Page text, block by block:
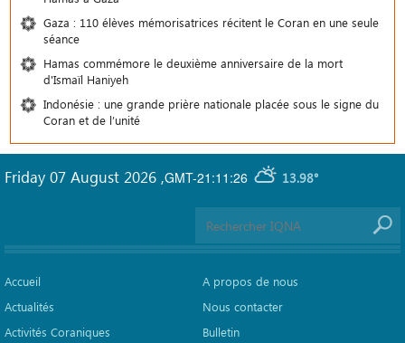
Gaza : 110 élèves mémorisatrices récitent le Coran en une seule
séance
Hamas commémore le deuxième anniversaire de la mort
d'Ismaïl Haniyeh
Indonésie : une grande prière nationale placée sous le signe du
Coran et de l’unité
GMT-21:11:26 13.98°
Friday 07 August 2026 ,
Accueil
Actualités
Activités Coraniques
A propos de nous
Nous contacter
Bulletin